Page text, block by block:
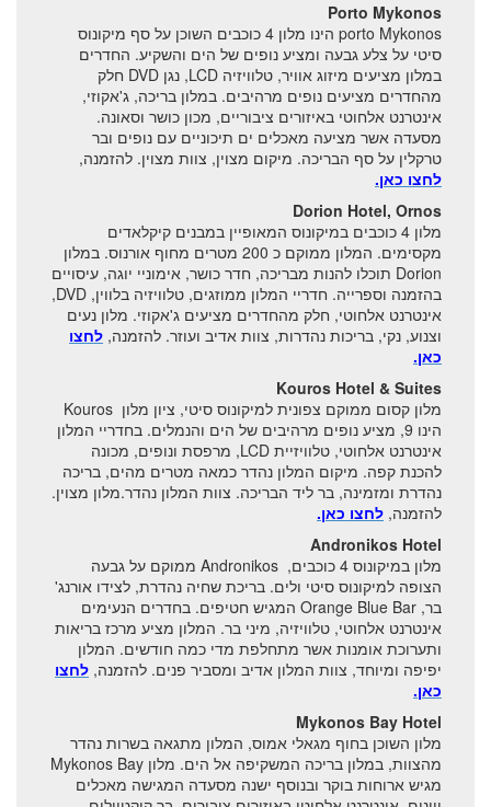
Porto Mykonos
porto Mykonos הינו מלון 4 כוכבים השוכן על סף מיקונוס
סיטי על צלע גבעה ומציע נופים של הים והשקיע. החדרים
במלון מציעים מיזוג אוויר, טלוויזיה LCD, נגן DVD חלק
מהחדרים מציעים נופים מרהיבים. במלון בריכה, ג'אקוזי,
אינטרנט אלחוטי באיזורים ציבוריים, מכון כושר וסאונה.
מסעדה אשר מציעה מאכלים ים תיכוניים עם נופים ובר
טרקלין על סף הבריכה. מיקום מצוין, צוות מצוין. להזמנה,
לחצו כאן.
Dorion Hotel, Ornos
מלון 4 כוכבים במיקונוס המאופיין במבנים קיקלאדים
מקסימים. המלון ממוקם כ 200 מטרים מחוף אורנוס. במלון
Dorion תוכלו להנות מבריכה, חדר כושר, אימוניי יוגה, עיסויים
בהזמנה וספרייה. חדריי המלון ממוזגים, טלוויזיה בלווין, DVD,
אינטרנט אלחוטי, חלק מהחדרים מציעים ג'אקוזי. מלון נעים
וצנוע, נקי, בריכות נהדרות, צוות אדיב ועוזר. להזמנה, לחצו
כאן.
Kouros Hotel & Suites
מלון קסום ממוקם צפונית למיקונוס סיטי, ציון מלון Kouros
הינו 9, מציע נופים מרהיבים של הים והנמלים. בחדריי המלון
אינטרנט אלחוטי, טלוויזיית LCD, מרפסת ונופים, מכונה
להכנת קפה. מיקום המלון נהדר כמאה מטרים מהים, בריכה
נהדרת ומזמינה, בר ליד הבריכה. צוות המלון נהדר.מלון מצוין.
להזמנה, לחצו כאן.
Andronikos Hotel
מלון במיקונוס 4 כוכבים, Andronikos ממוקם על גבעה
הצופה למיקונוס סיטי ולים. בריכת שחיה נהדרת, לצידו אורנג'
בר, Orange Blue Bar המגיש חטיפים. בחדרים הנעימים
אינטרנט אלחוטי, טלוויזיה, מיני בר. המלון מציע מרכז בריאות
ותערוכת אומנות אשר מתחלפת מדי כמה חודשים. המלון
יפיפה ומיוחד, צוות המלון אדיב ומסביר פנים. להזמנה, לחצו
כאן.
Mykonos Bay Hotel
מלון השוכן בחוף מגאלי אמוס, המלון מתגאה בשרות נהדר
מהצוות, במלון בריכה המשקיפה אל הים. מלון Mykonos Bay
מגיש ארוחות בוקר ובנוסף ישנה מסעדה המגישה מאכלים